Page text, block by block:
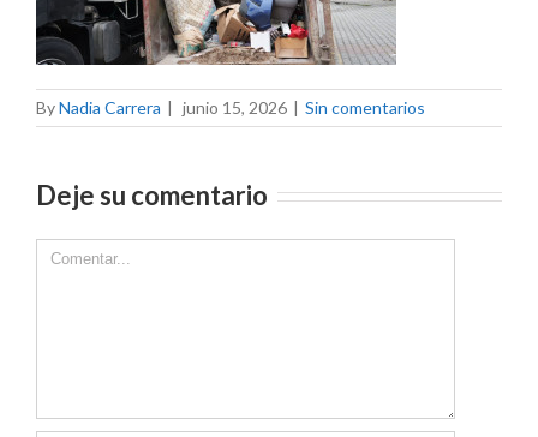
ByNadia Carrera | junio 15, 2026 | Sin comentarios
Deje su comentario
Comment